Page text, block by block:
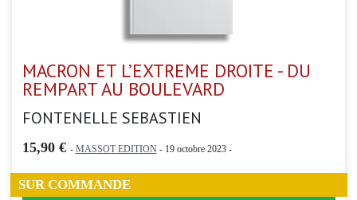
MACRON ET L’EXTREME DROITE - DU
REMPART AU BOULEVARD
FONTENELLE SEBASTIEN
15,90 € - MASSOT EDITION- 19 octobre 2023 -
SUR COMMANDE